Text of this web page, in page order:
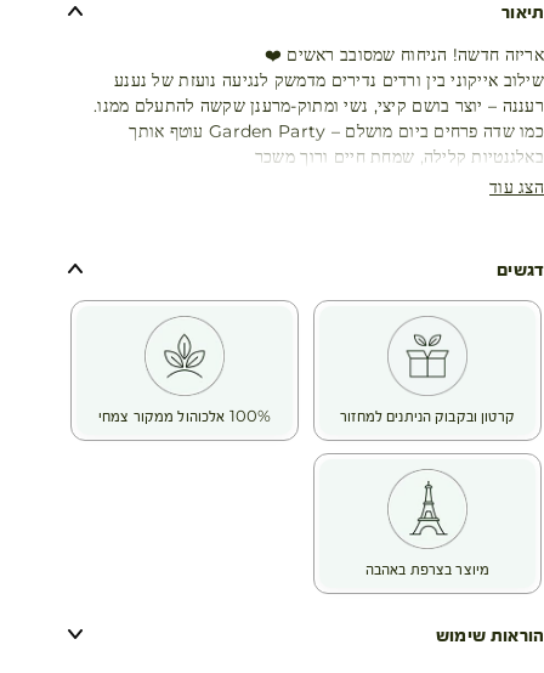
תיאור
אריזה חדשה! הניחוח שמסובב ראשים ❤️
שילוב אייקוני בין ורדים נדירים מדמשק לנגיעה נועזת של נענע
רעננה – יוצר בושם קיצי, נשי ומתוק-מרענן שקשה להתעלם ממנו.
כמו שדה פרחים ביום מושלם – Garden Party עוטף אותך
באלגנטיות קלילה, שמחת חיים ורוך משכר
הצג עוד
דגשים
קרטון ובקבוק הניתנים למחזור 100% אלכוהול ממקור צמחי
מיוצר בצרפת באהבה
הוראות שימוש